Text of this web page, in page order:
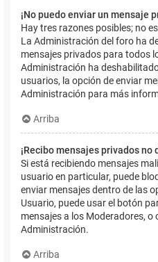
¡No puedo enviar un mensaje
Hay tres razones posibles; no
La Administración del foro ha
mensajes privados para todos
Administración ha
usuarios, la opción de enviar
Administración para más
Arriba
¡Recibo mensajes privados no
Si está recibiendo mensajes
usuario en particular, puede
enviar mensajes dentro de las
Usuario, puede usar el botón
mensajes a los Moderadores, o
Administración.
Arriba